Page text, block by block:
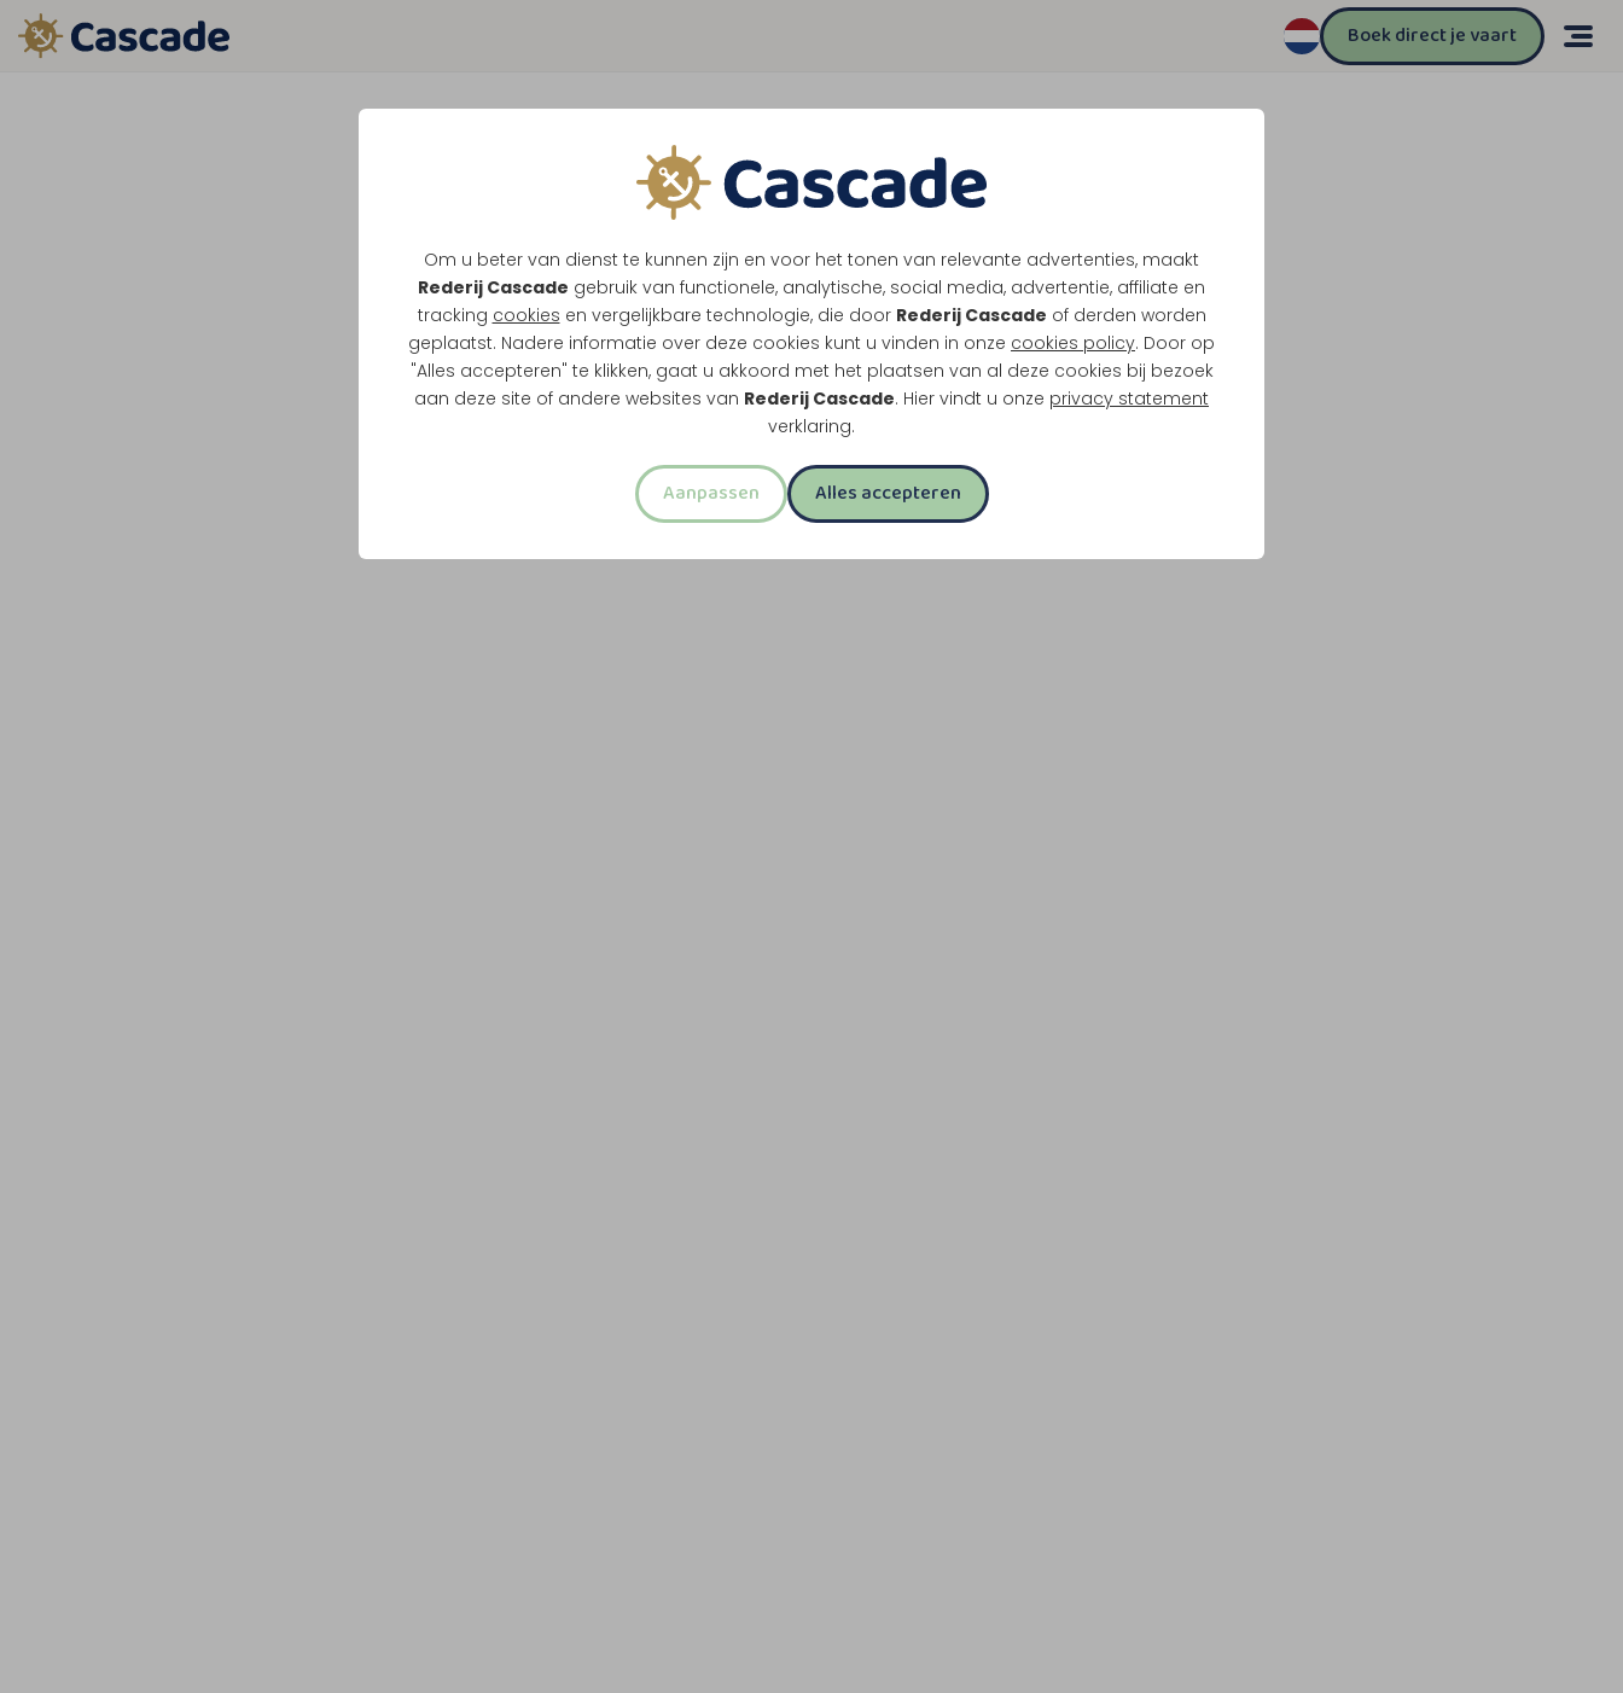
Om u beter van dienst te kunnen zijn en voor het tonen van relevante advertenties, maakt
Rederij Cascade gebruik van functionele, analytische, social media, advertentie, affiliate en
tracking cookies en vergelijkbare technologie, die door Rederij Cascade of derden worden
geplaatst. Nadere informatie over deze cookies kunt u vinden in onze cookies policy. Door op
"Alles accepteren" te klikken, gaat u akkoord met het plaatsen van al deze cookies bij bezoek
aan deze site of andere websites van Rederij Cascade. Hier vindt u onze privacy statement
verklaring.
Aanpassen Alles accepteren
Boek direct je vaart